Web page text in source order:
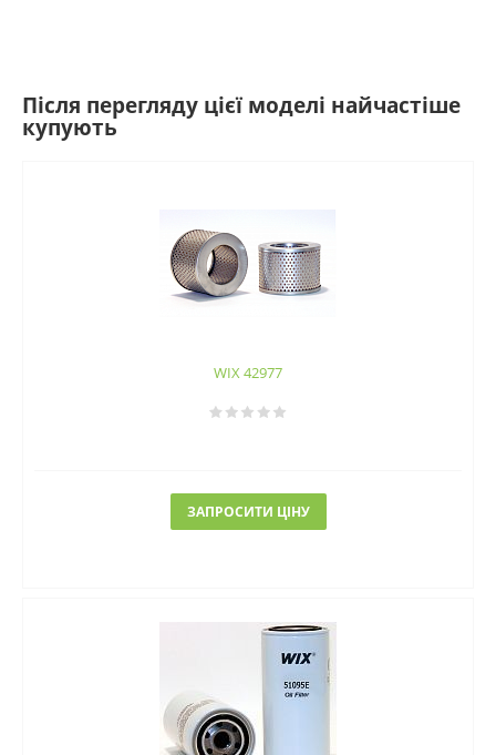
Після перегляду цієї моделі найчастіше
купують
WIX 42977
ЗАПРОСИТИ ЦІНУ